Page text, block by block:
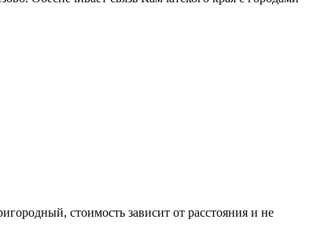
стоимость зависит от расстояния и не